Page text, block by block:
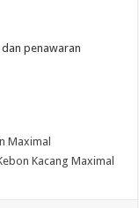
penawaran
Maximal
Kacang Maximal